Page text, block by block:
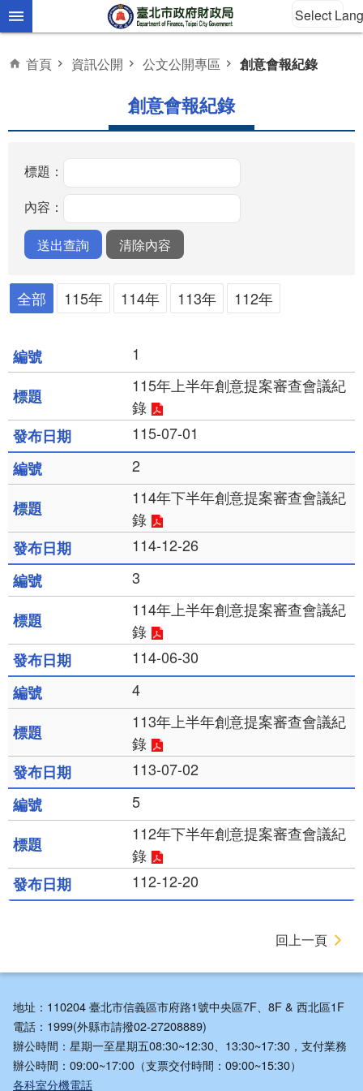
跳到主要內容區塊 Select
首頁 資訊公開 公文公開專區 創意會報紀錄
創意會報紀錄
標題：
內容：
全部 115年 114年 113年 112年
1
115年上半年創意提案審查會議紀
錄
115-07-01
2
114年下半年創意提案審查會議紀
錄
114-12-26
3
114年上半年創意提案審查會議紀
錄
114-06-30
4
113年上半年創意提案審查會議紀
錄
113-07-02
5
112年下半年創意提案審查會議紀
錄
112-12-20
回上一頁
地址：110204 臺北市信義區市府路1號中央區7F、8F & 西北區1F
電話：1999(外縣市請撥02-27208889)
辦公時間：星期一至星期五08:30~12:30、13:30~17:30，支付業務
辦公時間：09:00~17:00（支票交付時間：09:00~15:30）
各科室分機電話